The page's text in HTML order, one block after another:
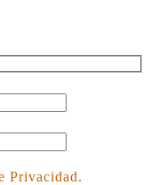
Privacidad.